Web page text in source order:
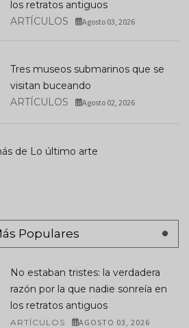
los retratos antiguos
ARTÍCULOS
Agosto 03, 2026
Tres museos submarinos que se
visitan buceando
ARTÍCULOS
Agosto 02, 2026
de Lo último arte
Populares
No estaban tristes: la verdadera
razón por la que nadie sonreía en
los retratos antiguos
ARTÍCULOS AGOSTO 03, 2026